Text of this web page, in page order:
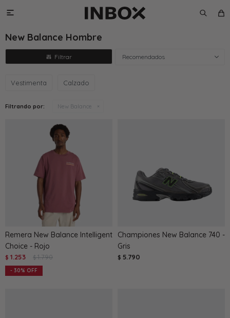

New Balance Hombre
Recomendados
Vestimenta Calzado
Filtrando por: New Balance
Remera New Balance Intelligent
Choice - Rojo
$ 1.253 $ 1.790
30
Championes New Balance 740 -
Gris
$ 5.790